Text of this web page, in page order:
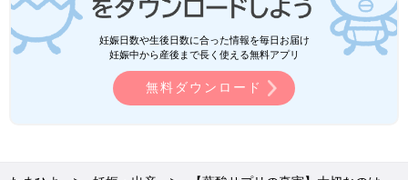
妊娠日数や生後日数に合った情報を毎日お届け
妊娠中から産後まで長く使える無料アプリ
無料ダウンロード